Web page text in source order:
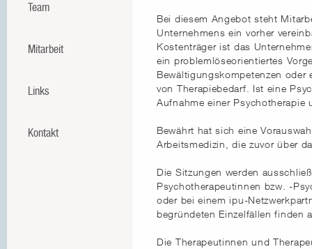
Team
Mitarbeit
Links
Kontakt
Bei diesem Angebot steht
Unternehmens ein vorher
Kostenträger ist das
ein problemlöseorientiertes
Bewältigungskompetenzen
von Therapiebedarf. Ist eine
Aufnahme einer Psychotherapie
Bewährt hat sich eine
Arbeitsmedizin, die zuvor über
Die Sitzungen werden
Psychotherapeutinnen bzw. -
oder bei einem ipu-
begründeten Einzelfällen finden
Die Therapeutinnen und